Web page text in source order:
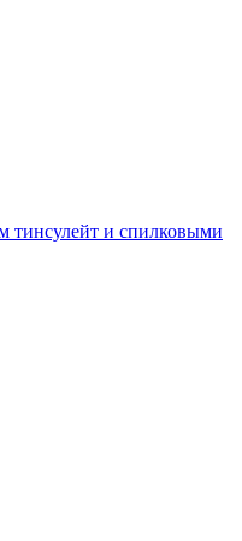
тинсулейт и спилковыми